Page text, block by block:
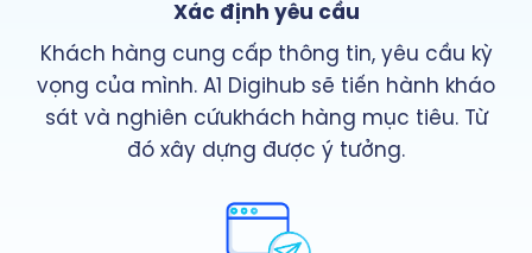
Xác định yêu cầu
Khách hàng cung cấp thông tin, yêu cầu kỳ
vọng của mình. A1 Digihub sẽ tiến hành kháo
sát và nghiên cứukhách hàng mục tiêu. Từ
đó xây dựng được ý tưởng.